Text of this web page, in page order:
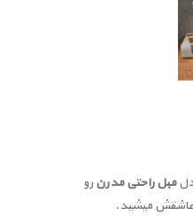
مبل راحتی مدرنرو
عاشقش میشید.